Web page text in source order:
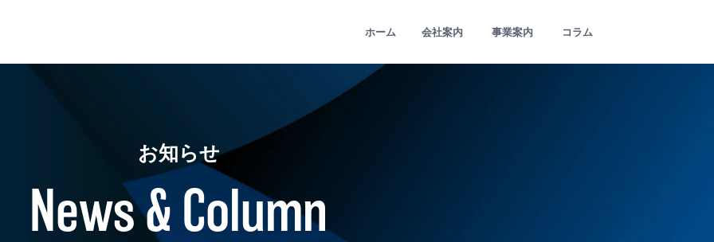
ホーム 会社案内 事業案内 コラム
お知らせ
News & Column